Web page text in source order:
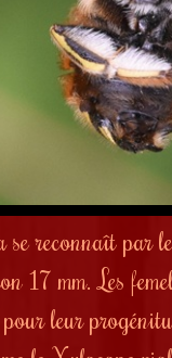
se reconnaît par
17 mm. Les
leur